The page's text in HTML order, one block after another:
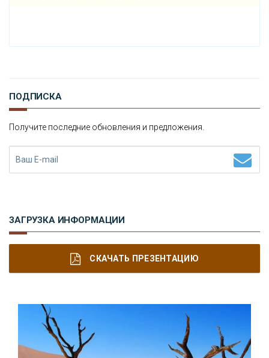
ПОДПИСКА
Получите последние обновления и предложения.
ЗАГРУЗКА ИНФОРМАЦИИ
СКАЧАТЬ ПРЕЗЕНТАЦИЮ